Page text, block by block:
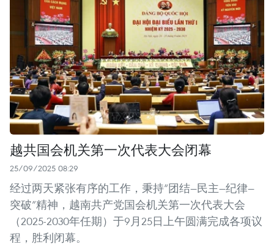
越共国会机关第一次代表大会闭幕
25/09/2025 08:29
经过两天紧张有序的工作，秉持“团结—民主—纪律—
突破”精神，越南共产党国会机关第一次代表大会
（2025-2030年任期）于9月25日上午圆满完成各项议
程，胜利闭幕。